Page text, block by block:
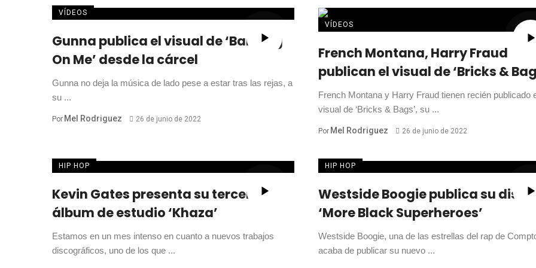
VÍDEOS
Gunna publica el visual de ‘Banking
On Me’ desde la cárcel
Gunna no deja la música de lado pese a estar tras las rejas, a
su ...
Por Mel Rodriguez 26 de junio de 2022
VÍDEOS
French Montana, Harry Fraud
publican el visual de ‘Bricks &
French Montana y Harry Fraud tienen recién publicado
visual de ‘Bricks & Bags’, su ...
Por Mel Rodriguez 26 de junio de 2022
HIP HOP
Kevin Gates presenta su tercer
álbum de estudio ‘Khaza’
Estamos en un mes intenso en cuanto a nuevos trabajos
discográficos, uno de los que ...
HIP HOP
Westside Boogie publica su disco
‘More Black Superheroes’
Westside Boogie, una de las estrellas del rap de
acaba de publicar su nuevo ...